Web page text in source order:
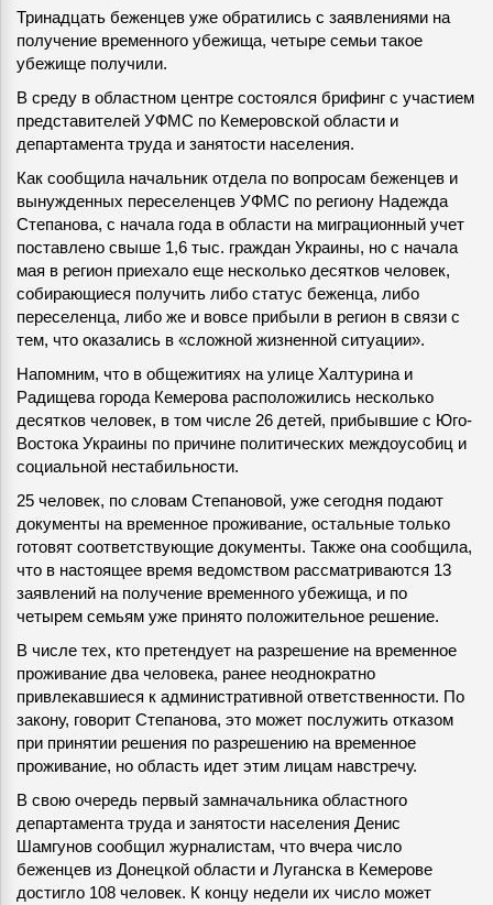
Тринадцать беженцев уже обратились с заявлениями на
получение временного убежища, четыре семьи такое
убежище получили.
В среду в областном центре состоялся брифинг с участием
представителей УФМС по Кемеровской области и
департамента труда и занятости населения.
Как сообщила начальник отдела по вопросам беженцев и
вынужденных переселенцев УФМС по региону Надежда
Степанова, с начала года в области на миграционный учет
поставлено свыше 1,6 тыс. граждан Украины, но с начала
мая в регион приехало еще несколько десятков человек,
собирающиеся получить либо статус беженца, либо
переселенца, либо же и вовсе прибыли в регион в связи с
тем, что оказались в «сложной жизненной ситуации».
Напомним, что в общежитиях на улице Халтурина и
Радищева города Кемерова расположились несколько
десятков человек, в том числе 26 детей, прибывшие с Юго-
Востока Украины по причине политических междоусобиц и
социальной нестабильности.
25 человек, по словам Степановой, уже сегодня подают
документы на временное проживание, остальные только
готовят соответствующие документы. Также она сообщила,
что в настоящее время ведомством рассматриваются 13
заявлений на получение временного убежища, и по
четырем семьям уже принято положительное решение.
В числе тех, кто претендует на разрешение на временное
проживание два человека, ранее неоднократно
привлекавшиеся к административной ответственности. По
закону, говорит Степанова, это может послужить отказом
при принятии решения по разрешению на временное
проживание, но область идет этим лицам навстречу.
В свою очередь первый замначальника областного
департамента труда и занятости населения Денис
Шамгунов сообщил журналистам, что вчера число
беженцев из Донецкой области и Луганска в Кемерове
достигло 108 человек. К концу недели их число может